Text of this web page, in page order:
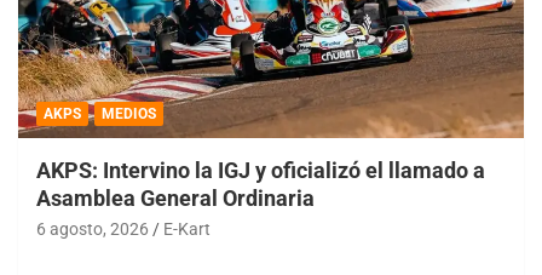
AKPS MEDIOS
AKPS: Intervino la IGJ y oficializó el llamado a
Asamblea General Ordinaria
6 agosto, 2026 E-Kart